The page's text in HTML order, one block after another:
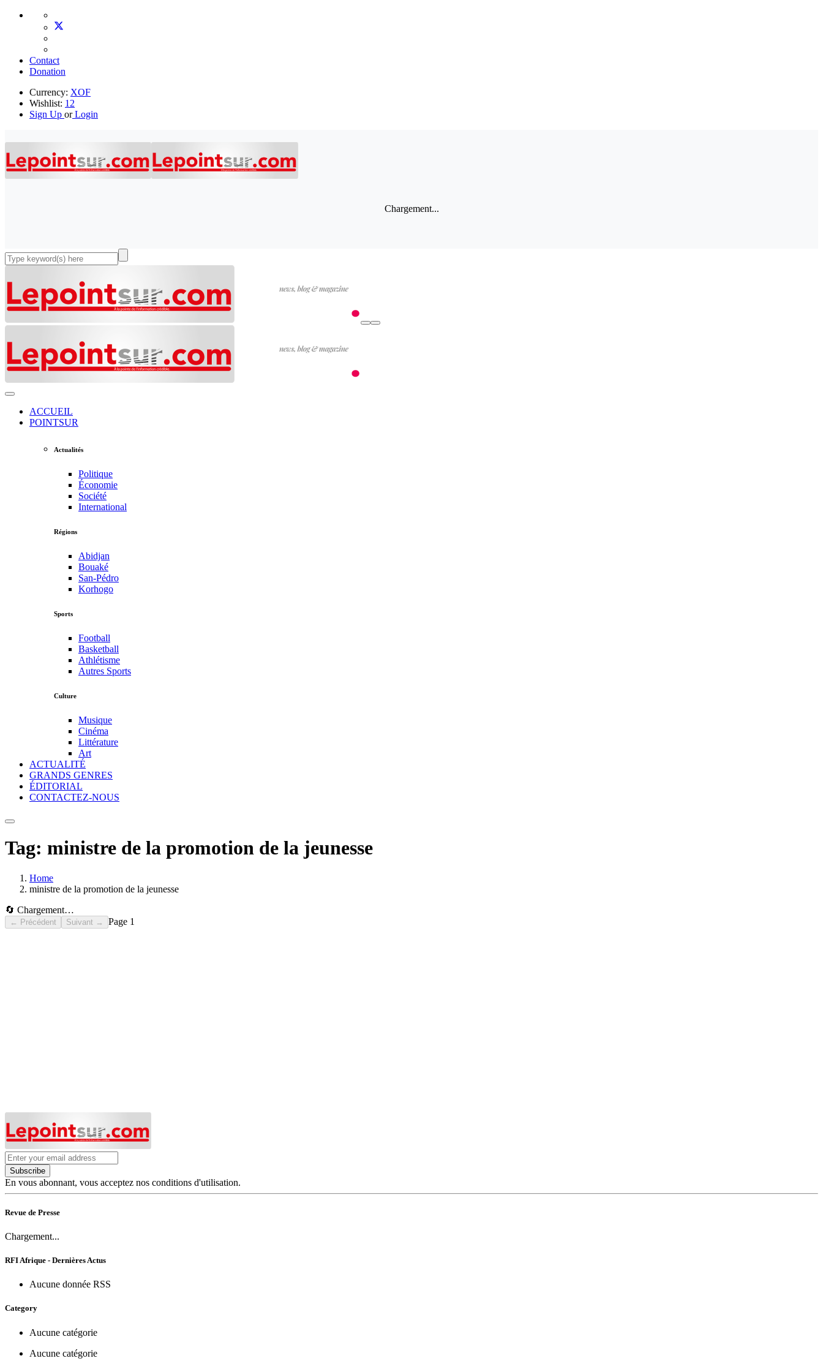
Contact
Donation
Currency: XOF
Wishlist: 12
Sign Up orLogin
Chargement...
ACCUEIL
POINTSUR
Actualités
Politique
Économie
Société
International
Régions
Abidjan
Bouaké
San-Pédro
Korhogo
Sports
Football
Basketball
Athlétisme
Autres Sports
Culture
Musique
Cinéma
Littérature
Art
ACTUALITÉ
GRANDS GENRES
ÉDITORIAL
CONTACTEZ-NOUS
Tag: ministre de la promotion de la jeunesse
Home
ministre de la promotion de la jeunesse
🔄 Chargement…
← Précédent Suivant → Page 1
Subscribe
En vous abonnant, vous acceptez nos conditions d'utilisation.
Revue de Presse
Chargement...
RFI Afrique - Dernières Actus
Aucune donnée RSS
Category
Aucune catégorie
Aucune catégorie